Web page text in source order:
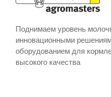
Поднимаем уровень
инновационными
оборудованием для
высокого качества